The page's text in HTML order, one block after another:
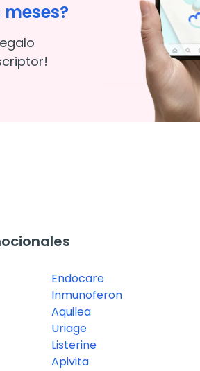
Endocare
Inmunoferon
Aquilea
Uriage
Listerine
Apivita